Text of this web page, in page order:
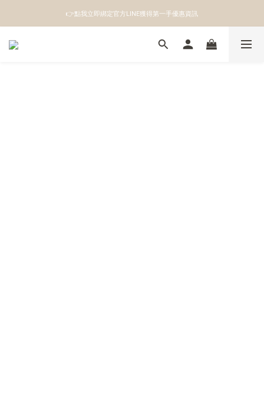
👉點我立即綁定官方LINE獲得第一手優惠資訊
👉點我立即綁定官方LINE獲得第一手優惠資訊
註冊成為新會員即領100元購物金